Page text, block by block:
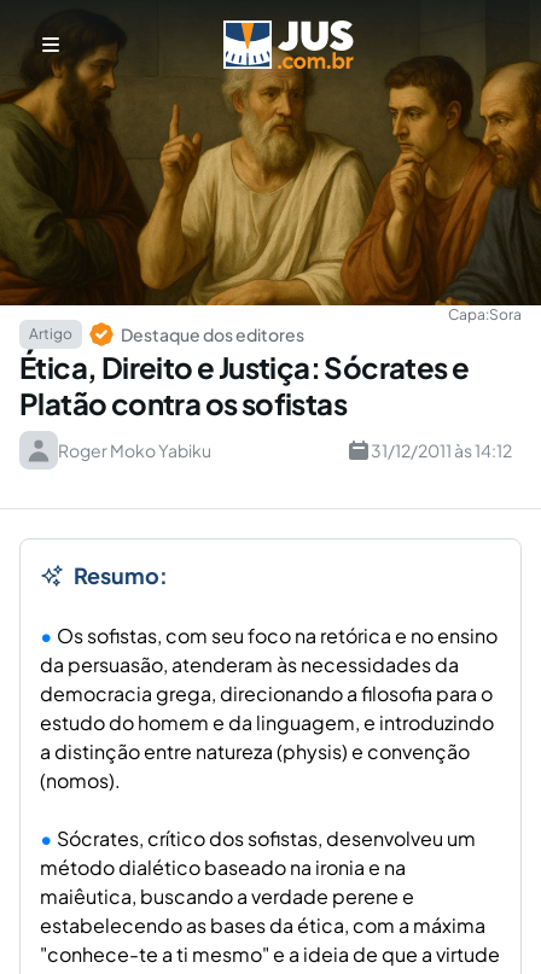
Capa:Sora
Artigo
Destaque dos editores
Ética, Direito e Justiça: Sócrates e
Platão contra os sofistas
Roger Moko Yabiku 31/12/2011 às 14:12
Resumo:
Os sofistas, com seu foco na retórica e no ensino
da persuasão, atenderam às necessidades da
democracia grega, direcionando a filosofia para o
estudo do homem e da linguagem, e introduzindo
a distinção entre natureza (physis) e convenção
(nomos).
Sócrates, crítico dos sofistas, desenvolveu um
método dialético baseado na ironia e na
maiêutica, buscando a verdade perene e
estabelecendo as bases da ética, com a máxima
"conhece-te a ti mesmo" e a ideia de que a virtude